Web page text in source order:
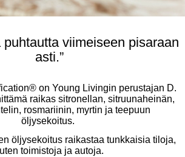
puhtautta viimeiseen pisaraan
asti.”
on Young Livingin perustajan D.
raikas sitronellan, sitruunaheinän,
rosmariinin, myrtin ja teepuun
öljysekoitus. ​
öljysekoitus raikastaa tunkkaisia tiloja,
toimistoja ja autoja.